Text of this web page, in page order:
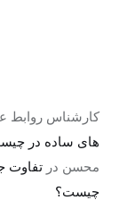
کارشناس روابط
های ساده در
محسن درتفاوت
چیست؟